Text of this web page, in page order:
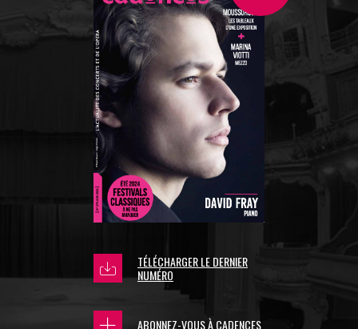
TÉLÉCHARGER LE DERNIER
NUMÉRO
ABONNEZ-VOUS À CADENCES